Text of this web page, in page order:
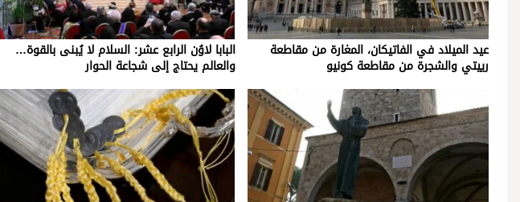
عيد الميلاد في الفاتيكان، المغارة من مقاطعة
رييتي والشجرة من مقاطعة كونيو
البابا لاوُن الرابع عشر: السلام لا يُبنى بالقوة…
والعالم يحتاج إلى شجاعة الحوار